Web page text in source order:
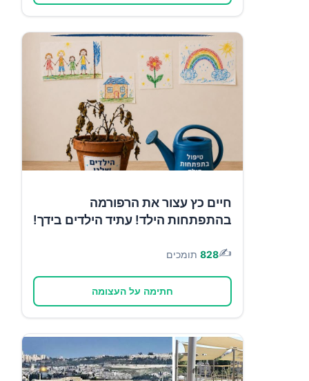
חיים כץ עצור את הרפורמה
בהתפתחות הילד! עתיד הילדים בידך!
✍️
828 תומכים
חתימה על העצומה